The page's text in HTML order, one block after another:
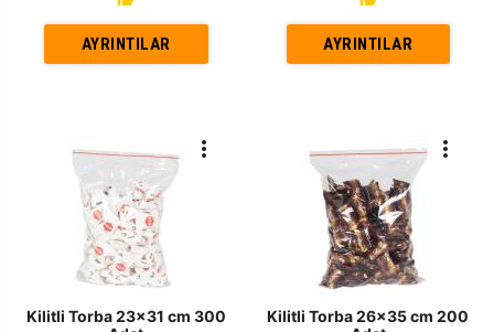
AYRINTILAR AYRINTILAR
Kilitli Torba 23x31 cm 300
Kilitli Torba 26x35 cm 200